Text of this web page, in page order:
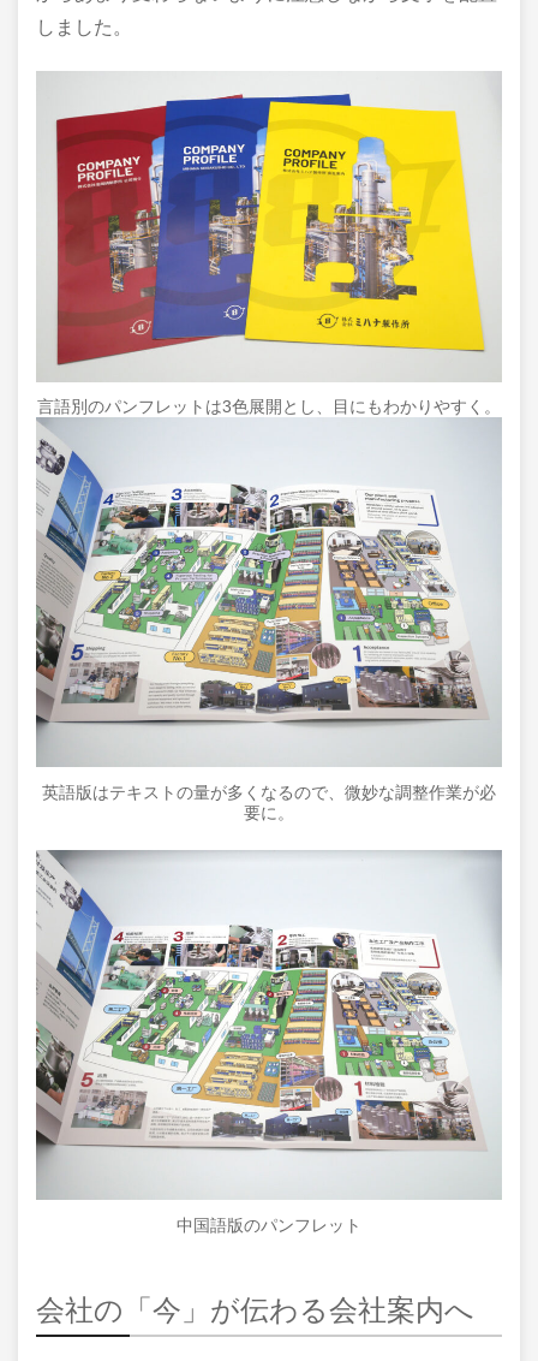
しました。
言語別のパンフレットは3色展開とし、目にもわかりやすく。
英語版はテキストの量が多くなるので、微妙な調整作業が必
要に。
中国語版のパンフレット
会社の「今」が伝わる会社案内へ